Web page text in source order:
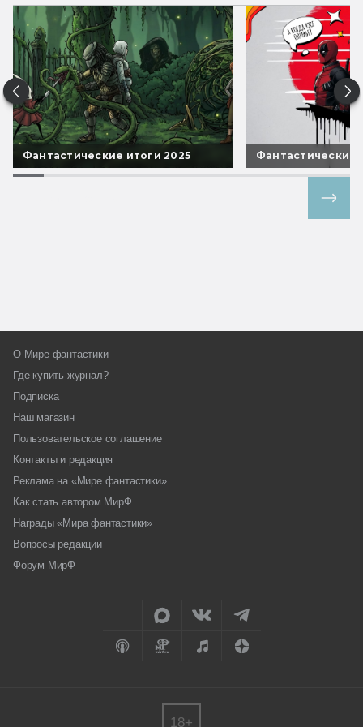
Фантастические итоги 2025 Фантастические
О Мире фантастики
Где купить журнал?
Подписка
Наш магазин
Пользовательское соглашение
Контакты и редакция
Реклама на «Мире фантастики»
Как стать автором МирФ
Награды «Мира фантастики»
Вопросы редакции
Форум МирФ
18+